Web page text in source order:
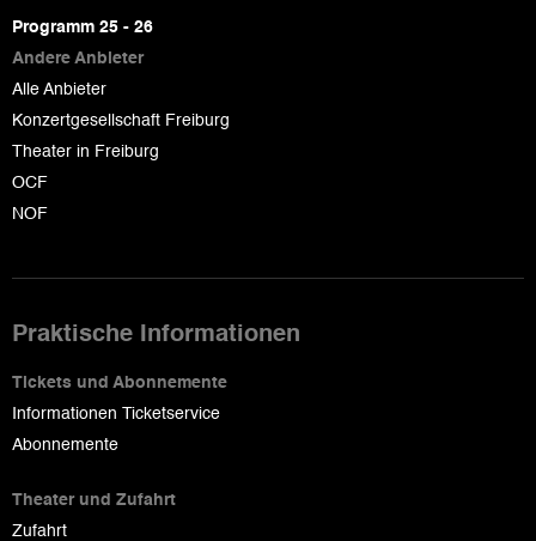
page
Programm 25 - 26
Andere Anbieter
Alle Anbieter
Konzertgesellschaft Freiburg
Theater in Freiburg
OCF
NOF
Praktische Informationen
Tickets und Abonnemente
Informationen Ticketservice
Abonnemente
Theater und Zufahrt
Zufahrt